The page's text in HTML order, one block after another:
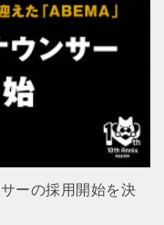
ーの採用開始を決